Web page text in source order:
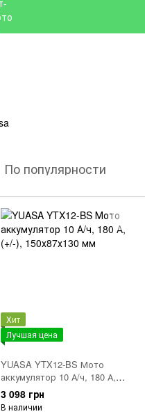
По популярности
Хит
Лучшая цена
YUASA YTX12-BS Мото
аккумулятор 10 А/ч, 180 А,
(+/-), 150х87х130 мм
3 098 грн
В наличии